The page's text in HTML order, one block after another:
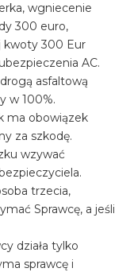
wgniecenie
300 euro,
kwoty 300 Eur
AC.
asfaltową
w 100%.
ma obowiązek
za szkodę.
wzywać
trzecia,
Sprawcę, a jeśli
działa tylko
sprawcę i